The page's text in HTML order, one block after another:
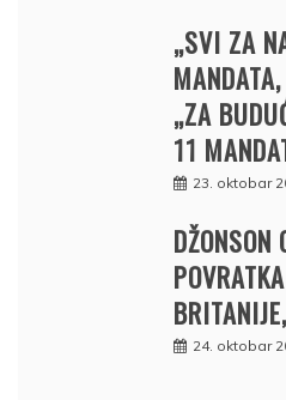
„SVI ZA
„ZA
11
23. oktobar
DŽONSON
24. oktobar